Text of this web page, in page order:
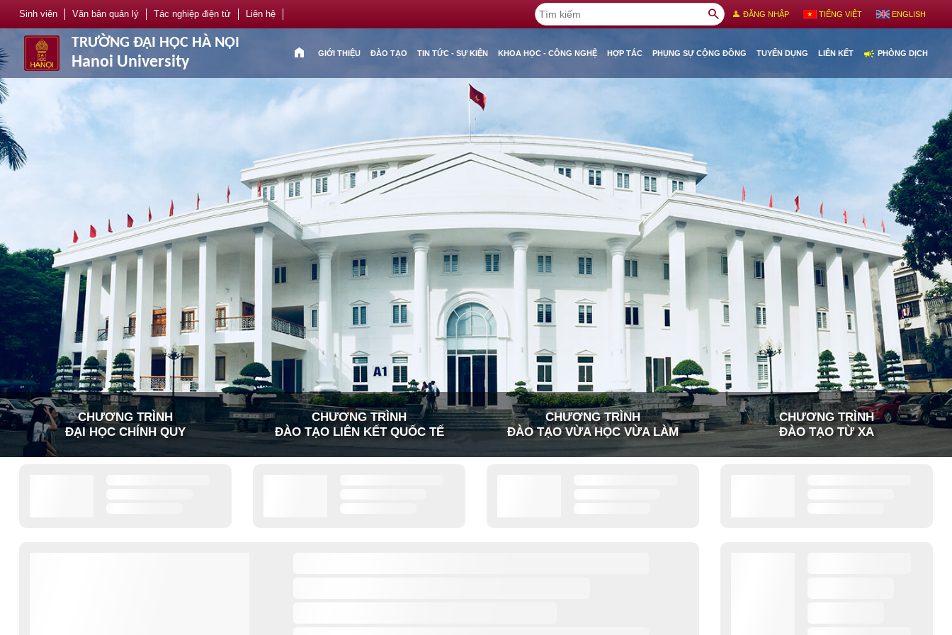
Sinh viên Văn bản quản lý Tác nghiệp điện tử Liên hệ search person ĐĂNG NHẬP TIẾNG VIỆT ENGLISH
TRƯỜNG ĐẠI HỌC HÀ NỘI
Hanoi University
home GIỚI THIỆU ĐÀO TẠO TIN TỨC - SỰ KIỆN KHOA HỌC - CÔNG NGHỆ HỢP TÁC PHỤNG SỰ CỘNG ĐỒNG TUYỂN DỤNG LIÊN KẾT campaign PHÒNG DỊCH
CHƯƠNG TRÌNH
ĐẠI HỌC CHÍNH QUY
CHƯƠNG TRÌNH
ĐÀO TẠO LIÊN KẾT QUỐC TẾ
CHƯƠNG TRÌNH
ĐÀO TẠO VỪA HỌC VỪA LÀM
CHƯƠNG TRÌNH
ĐÀO TẠO TỪ XA